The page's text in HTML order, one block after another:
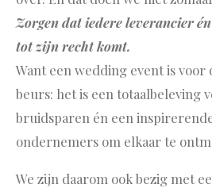
Zorgen dat iedere leverancier
tot zijn recht komt.
Want een wedding event is voor
beurs: het is een totaalbeleving
bruidsparen én een
ondernemers om elkaar te
We zijn daarom ook bezig met